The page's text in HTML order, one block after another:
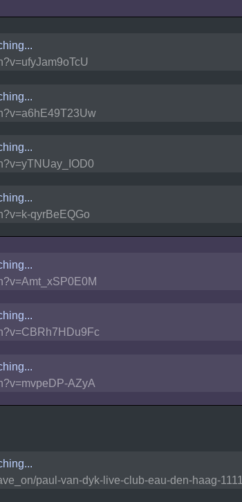
qyrBeEQGo
AZyA
paul-van-dyk-live-club-eau-den-haag-